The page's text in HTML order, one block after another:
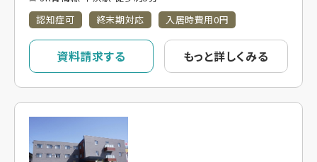
認知症可
終末期対応 入居時費用0円
資料請求する もっと詳しくみる